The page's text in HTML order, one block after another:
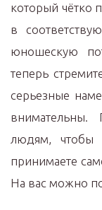
который чётко
в
юношескую
теперь
серьезные
внимательны.
людям, чтобы
принимаете
На вас можно